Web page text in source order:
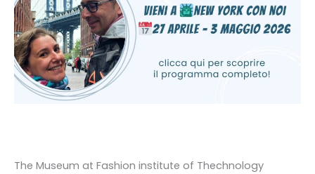
The Museum at Fashion institute of Thechnology